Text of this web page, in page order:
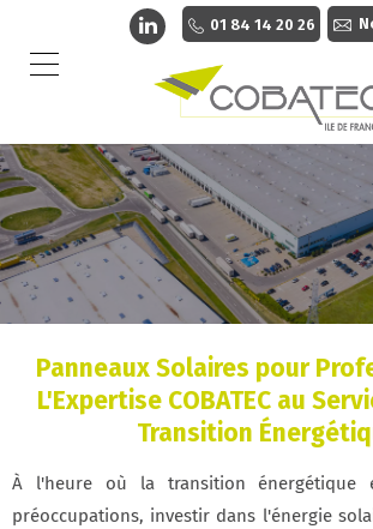
01 84 14 20 26
Panneaux Solaires pour
L'Expertise COBATEC au
Transition
À l'heure où la transition
préoccupations, investir dans l'énergie